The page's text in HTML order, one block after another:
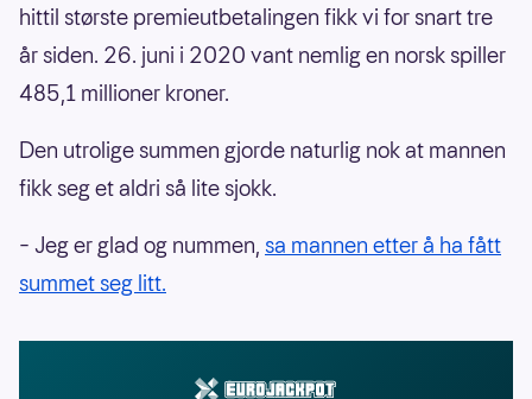
hittil største premieutbetalingen fikk vi for snart tre
år siden. 26. juni i 2020 vant nemlig en norsk spiller
485,1 millioner kroner.
Den utrolige summen gjorde naturlig nok at mannen
fikk seg et aldri så lite sjokk.
– Jeg er glad og nummen, sa mannen etter å ha fått
summet seg litt.